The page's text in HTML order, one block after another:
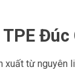
TPE
từ nguyên